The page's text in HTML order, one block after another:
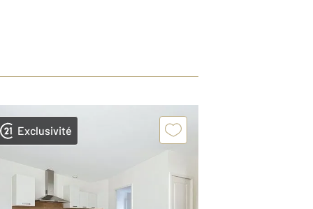
Exclusivité